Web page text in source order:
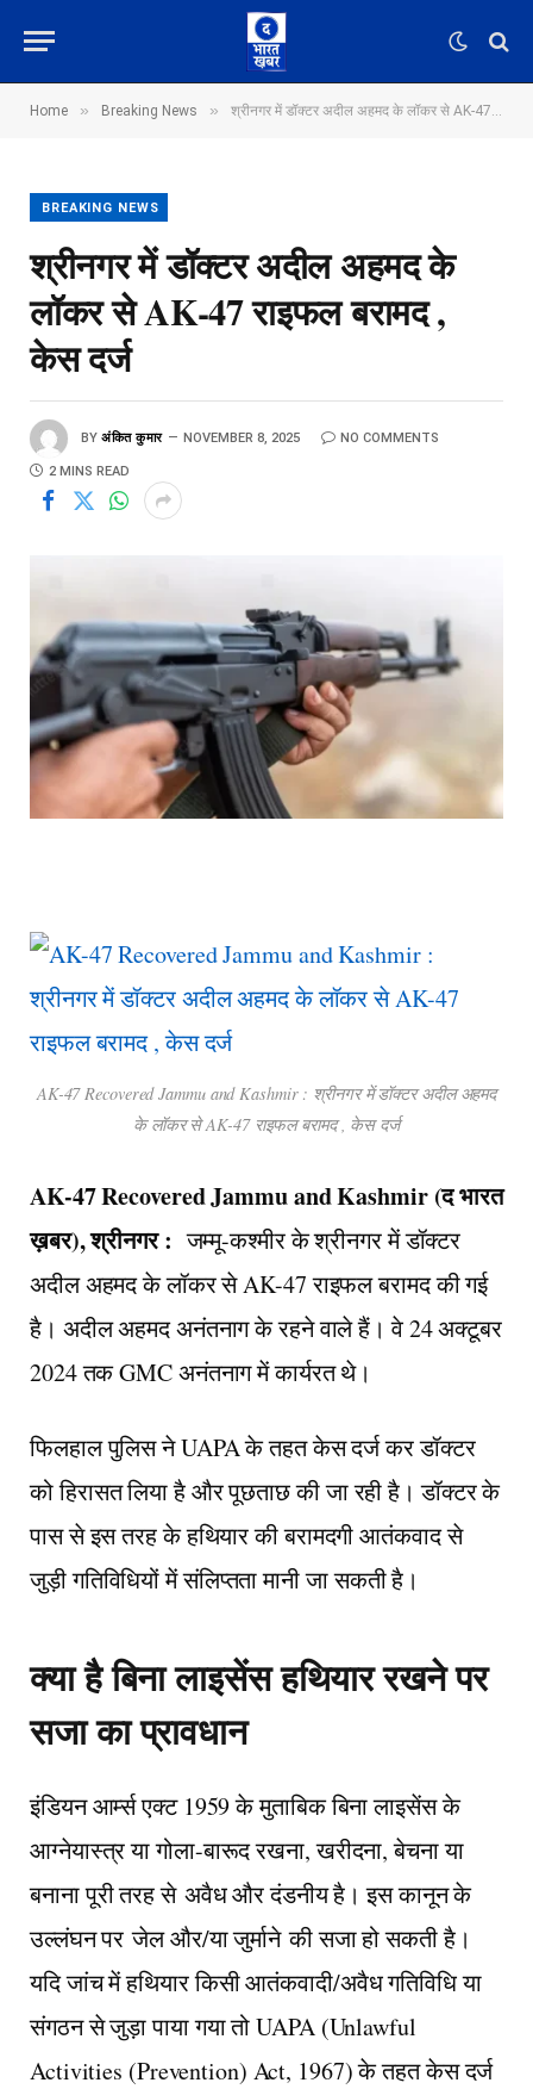
Home » Breaking News » श्रीनगर में डॉक्टर अदील अहमद के लॉकर से AK-47 राइफल बरामद , केस दर्ज
BREAKING NEWS
श्रीनगर में डॉक्टर अदील अहमद के
लॉकर से AK-47 राइफल बरामद ,
केस दर्ज
BY अंकित कुमार NOVEMBER 8, 2025 NO COMMENTS
2 MINS READ
AK-47 Recovered Jammu and Kashmir : श्रीनगर में डॉक्टर अदील अहमद
के लॉकर से AK-47 राइफल बरामद , केस दर्ज
AK-47 Recovered Jammu and Kashmir (द भारत
ख़बर), श्रीनगर :जम्मू-कश्मीर के श्रीनगर में डॉक्टर
अदील अहमद के लॉकर से AK-47 राइफल बरामद की गई
है। अदील अहमद अनंतनाग के रहने वाले हैं। वे 24 अक्टूबर
2024 तक GMC अनंतनाग में कार्यरत थे।
फिलहाल पुलिस ने UAPA के तहत केस दर्ज कर डॉक्टर
को हिरासत लिया है और पूछताछ की जा रही है। डॉक्टर के
पास से इस तरह के हथियार की बरामदगी आतंकवाद से
जुड़ी गतिविधियों में संलिप्तता मानी जा सकती है।
क्या है बिना लाइसेंस हथियार रखने पर
सजा का प्रावधान
इंडियन आर्म्स एक्ट 1959 के मुताबिक बिना लाइसेंस के
आग्नेयास्त्र या गोला-बारूद रखना, खरीदना, बेचना या
बनाना पूरी तरह से अवैध और दंडनीय है। इस कानून के
उल्लंघन पर जेल और/या जुर्माने की सजा हो सकती है।
यदि जांच में हथियार किसी आतंकवादी/अवैध गतिविधि या
संगठन से जुड़ा पाया गया तो UAPA (Unlawful
Activities (Prevention) Act, 1967) के तहत केस दर्ज